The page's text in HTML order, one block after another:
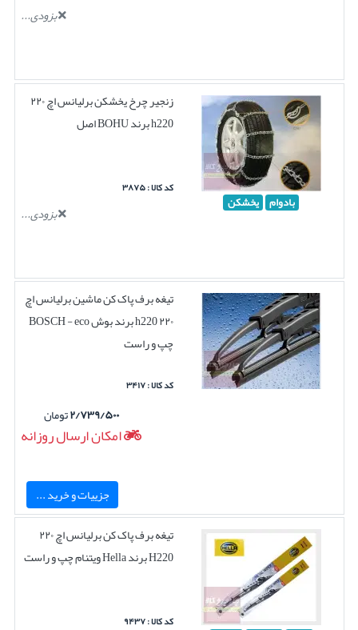
بزودی...
بادوام یخشکن
زنجیر چرخ یخشکن برلیانس اچ ۲۲۰
h220 برند BOHU اصل
کد کالا : ۳۸۷۵
بزودی...
تیغه برف پاک کن ماشین برلیانس اچ
۲۲۰ h220 برند بوش BOSCH - eco
چپ و راست
کد کالا : ۳۴۱۷
۲/۷۳۹/۵۰۰تومان
امکان ارسال روزانه
جزییات و خرید ...
تیغه برف پاک کن برلیانس اچ ۲۲۰
H220 برند Hella ویتنام چپ و راست
کد کالا : ۹۴۳۷